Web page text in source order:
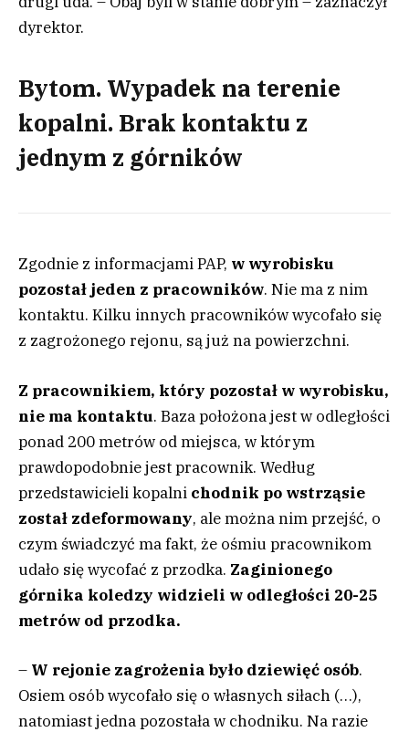
dyrektor.
Bytom. Wypadek na terenie
kopalni. Brak kontaktu z
jednym z górników
Zgodnie z informacjami PAP, w wyrobisku
pozostał jeden z pracowników. Nie ma z nim
kontaktu. Kilku innych pracowników wycofało się
z zagrożonego rejonu, są już na powierzchni.
Z pracownikiem, który pozostał w wyrobisku,
nie ma kontaktu. Baza położona jest w odległości
ponad 200 metrów od miejsca, w którym
prawdopodobnie jest pracownik. Według
przedstawicieli kopalni chodnik po wstrząsie
został zdeformowany, ale można nim przejść, o
czym świadczyć ma fakt, że ośmiu pracownikom
udało się wycofać z przodka. Zaginionego
górnika koledzy widzieli w odległości 20-25
metrów od przodka.
– W rejonie zagrożenia było dziewięć osób.
Osiem osób wycofało się o własnych siłach (…),
natomiast jedna pozostała w chodniku. Na razie